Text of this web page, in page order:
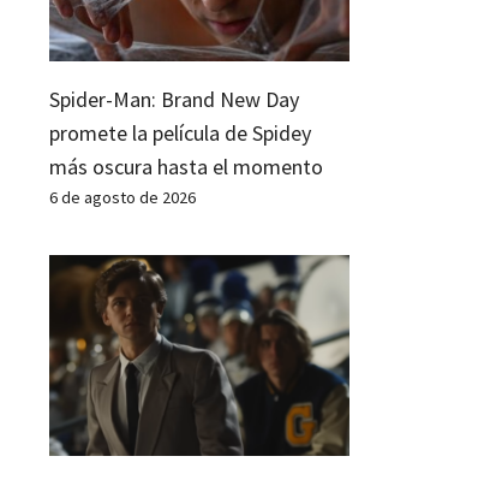
Spider-Man: Brand New Day
promete la película de Spidey
más oscura hasta el momento
6 de agosto de 2026